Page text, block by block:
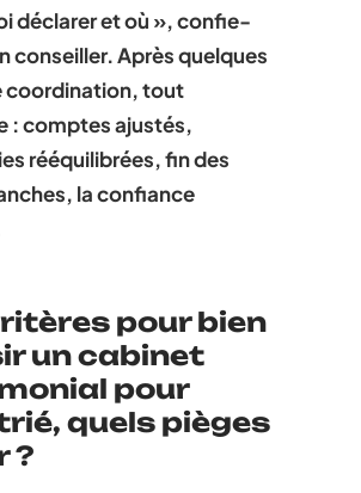
déclarer et où », confie-
conseiller. Après quelques
coordination, tout
: comptes ajustés,
rééquilibrées, fin des
la confiance
pour bien
un cabinet
pour
quels pièges
?